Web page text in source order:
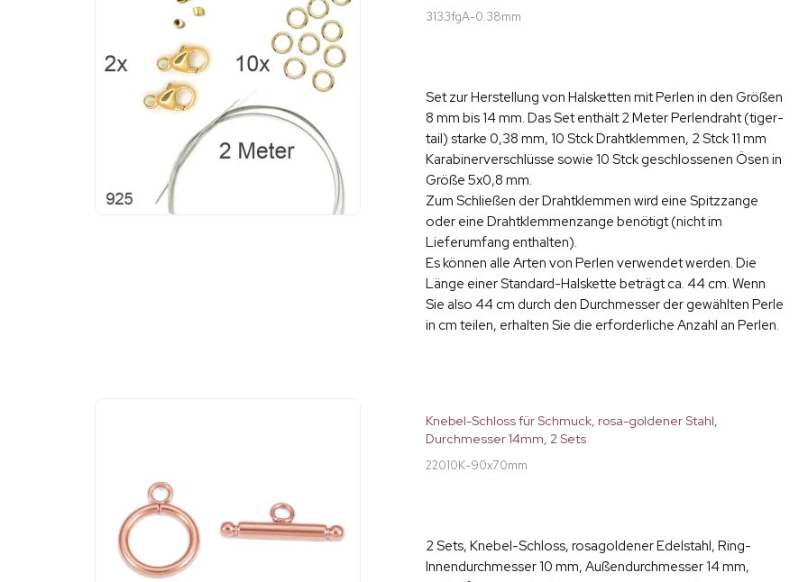
3133fgA-0.38mm
Set zur Herstellung von Halsketten mit Perlen in den Größen
8 mm bis 14 mm. Das Set enthält 2 Meter Perlendraht (tiger-
tail) starke 0,38 mm, 10 Stck Drahtklemmen, 2 Stck 11 mm
Karabinerverschlüsse sowie 10 Stck geschlossenen Ösen in
Größe 5x0,8 mm.
Zum Schließen der Drahtklemmen wird eine Spitzzange
oder eine Drahtklemmenzange benötigt (nicht im
Lieferumfang enthalten).
Es können alle Arten von Perlen verwendet werden. Die
Länge einer Standard-Halskette beträgt ca. 44 cm. Wenn
Sie also 44 cm durch den Durchmesser der gewählten Perle
in cm teilen, erhalten Sie die erforderliche Anzahl an Perlen.
Knebel-Schloss für Schmuck, rosa-goldener Stahl,
Durchmesser 14mm, 2 Sets
22010K-90x70mm
2 Sets, Knebel-Schloss, rosagoldener Edelstahl, Ring-
Innendurchmesser 10 mm, Außendurchmesser 14 mm,